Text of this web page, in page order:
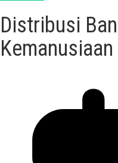
Distribusi